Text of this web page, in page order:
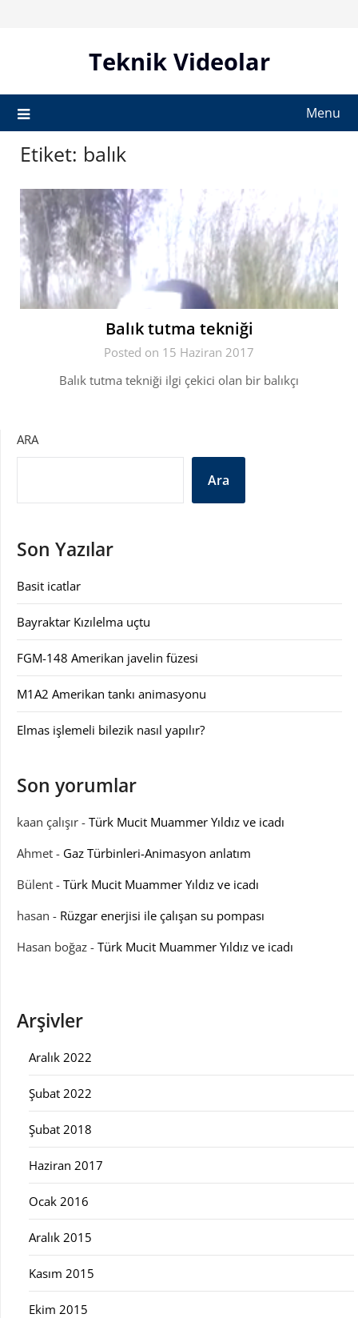
Teknik Videolar
Menu
Etiket: balık
Balık tutma tekniği
Posted on 15 Haziran 2017
Balık tutma tekniği ilgi çekici olan bir balıkçı
ARA
Ara
Son Yazılar
Basit icatlar
Bayraktar Kızılelma uçtu
FGM-148 Amerikan javelin füzesi
M1A2 Amerikan tankı animasyonu
Elmas işlemeli bilezik nasıl yapılır?
Son yorumlar
kaan çalışır - Türk Mucit Muammer Yıldız ve icadı
Ahmet - Gaz Türbinleri-Animasyon anlatım
Bülent - Türk Mucit Muammer Yıldız ve icadı
hasan - Rüzgar enerjisi ile çalışan su pompası
Hasan boğaz - Türk Mucit Muammer Yıldız ve icadı
Arşivler
Aralık 2022
Şubat 2022
Şubat 2018
Haziran 2017
Ocak 2016
Aralık 2015
Kasım 2015
Ekim 2015